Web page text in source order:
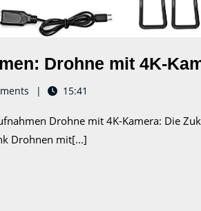
Drohne mit 4K-
15:41
Drohne mit 4K-Kamera: Die
Drohnen mit[...]